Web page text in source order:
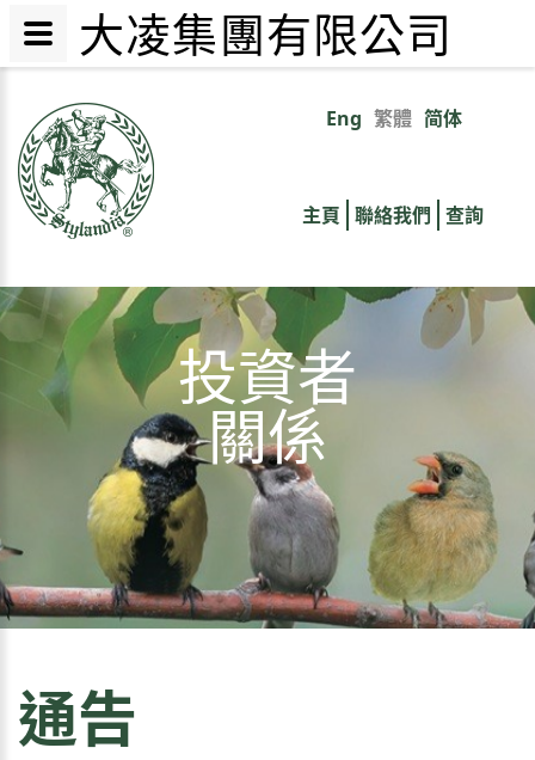
內
Eng 繁體 简体
links
主頁 聯絡我們 查詢
投資者
關係
通告
大凌集團有限公司